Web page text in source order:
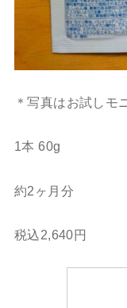
＊写真はお試しモ
1本 60g
約2ヶ月分
税込2,640円